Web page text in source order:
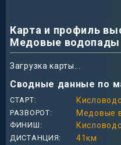
Карта и профиль
Медовые водопады
Загрузка карты...
Сводные данные по
СТАРТ
РАЗВОРОТ Медовые
ФИНИШ
ДИСТАНЦИЯ 41км